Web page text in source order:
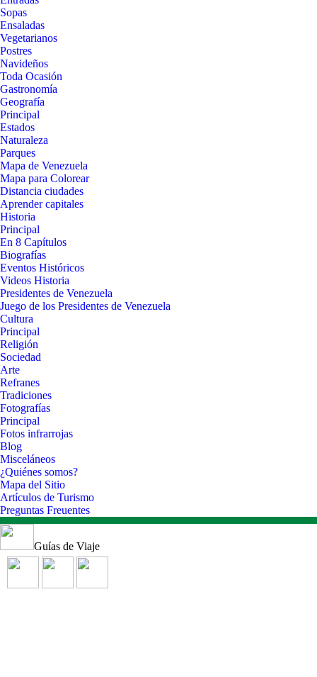
Sopas
Ensaladas
Vegetarianos
Postres
Navideños
Toda Ocasión
Gastronomía
Geografía
Principal
Estados
Naturaleza
Parques
Mapa de Venezuela
Mapa para Colorear
Distancia ciudades
Aprender capitales
Historia
Principal
En 8 Capítulos
Biografías
Eventos Históricos
Videos Historia
Presidentes de Venezuela
Juego de los Presidentes de Venezuela
Cultura
Principal
Religión
Sociedad
Arte
Refranes
Tradiciones
Fotografías
Principal
Fotos infrarrojas
Blog
Misceláneos
¿Quiénes somos?
Mapa del Sitio
Artículos de Turismo
Preguntas Freuentes
Guías de Viaje